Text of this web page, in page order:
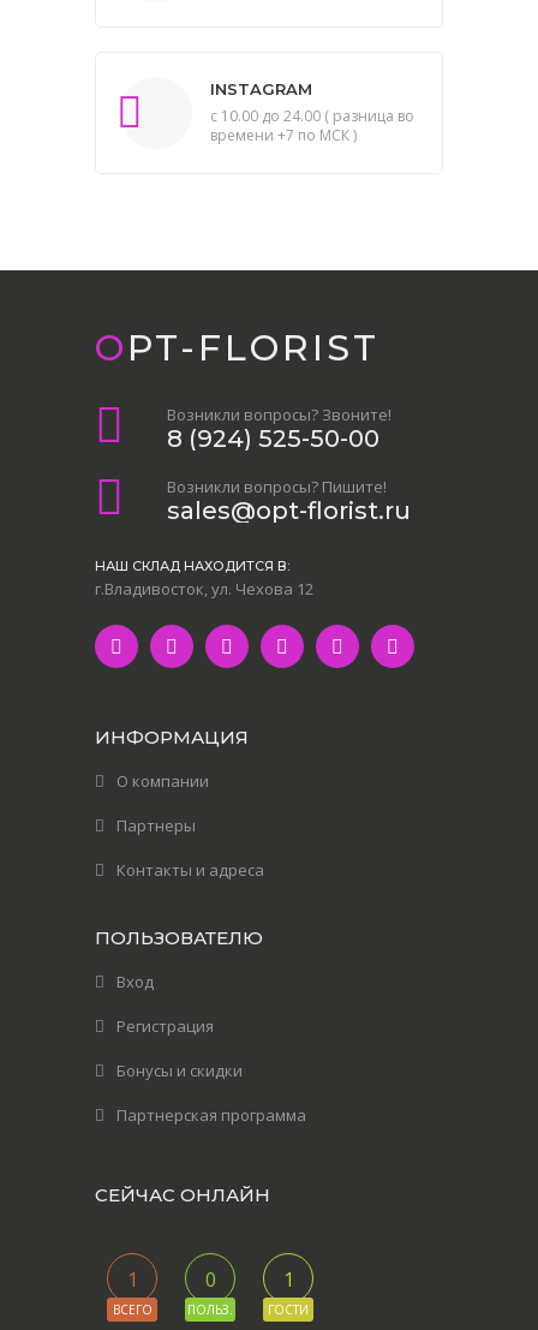
INSTAGRAM
с 10.00 до 24.00 ( разница во
времени +7 по МСК )
OPT-FLORIST
Возникли вопросы? Звоните!
8 (924) 525-50-00
Возникли вопросы? Пишите!
sales@opt-florist.ru
НАШ СКЛАД НАХОДИТСЯ В:
г.Владивосток, ул. Чехова 12
ИНФОРМАЦИЯ
О компании
Партнеры
Контакты и адреса
ПОЛЬЗОВАТЕЛЮ
Вход
Регистрация
Бонусы и скидки
Партнерская программа
СЕЙЧАС ОНЛАЙН
1
ВСЕГО
0
ПОЛЬЗ.
1
ГОСТИ